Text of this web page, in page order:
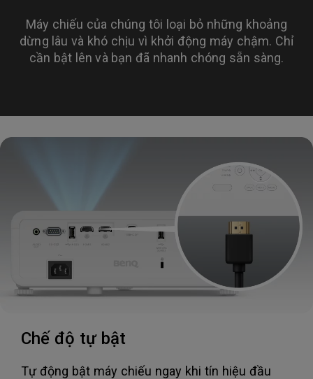
Máy chiếu của chúng tôi loại bỏ những khoảng
dừng lâu và khó chịu vì khởi động máy chậm. Chỉ
cần bật lên và bạn đã nhanh chóng sẵn sàng.
Chế độ tự bật
Tự động bật máy chiếu ngay khi tín hiệu đầu